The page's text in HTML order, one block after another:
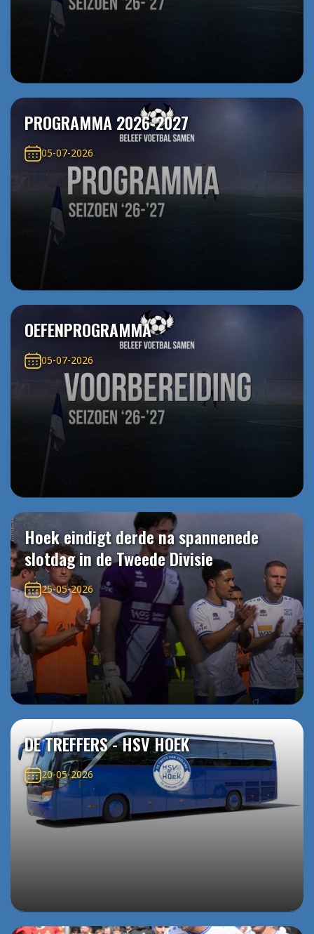
PROGRAMMA 2026-2027
05-07-2026
OEFENPROGRAMMA
05-07-2026
Hoek eindigt derde na spannenede
slotdag in de Tweede Divisie
25-05-2026
DE TREFFERS - HSV HOEK
20-05-2026